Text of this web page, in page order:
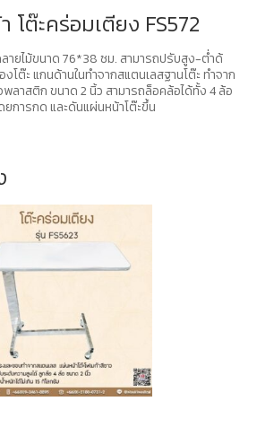
โต๊ะคร่อมเตียง FS572
ลายไม้ขนาด 76*38 ซม. สามารถปรับสูง-ต่ำด้
งโต๊ะ แกนด้านในทำจากสแตนเลสฐานโต๊ะ ทำจาก
ลาสติก ขนาด 2 นิ้ว สามารถล็อคล้อได้ทั้ง 4 ล้อ
การกด และดันแผ่นหน้าโต๊ะขึ้น